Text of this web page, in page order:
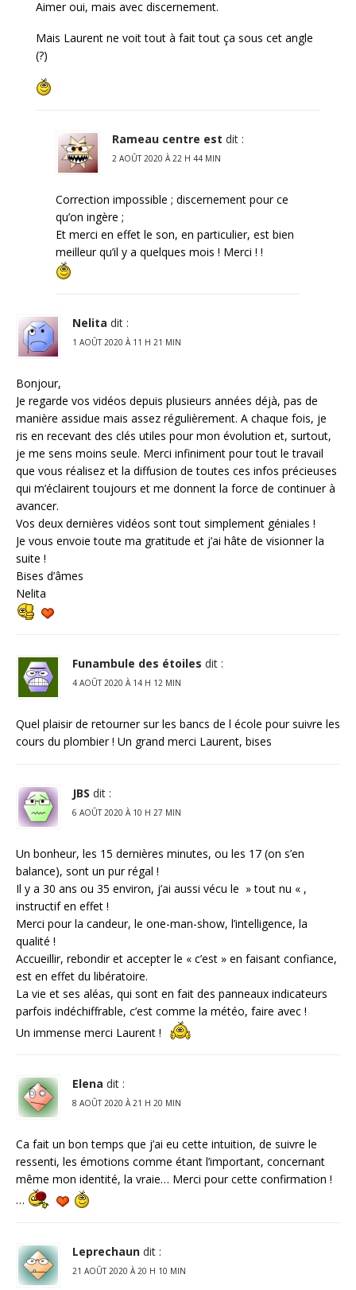
Aimer oui, mais avec discernement.
Mais Laurent ne voit tout à fait tout ça sous cet angle
(?)
Rameau centre est dit :
2 AOÛT 2020 À 22 H 44 MIN
Correction impossible ; discernement pour ce
qu’on ingère ;
Et merci en effet le son, en particulier, est bien
meilleur qu’il y a quelques mois ! Merci ! !
Nelita dit :
1 AOÛT 2020 À 11 H 21 MIN
Bonjour,
Je regarde vos vidéos depuis plusieurs années déjà, pas de
manière assidue mais assez régulièrement. A chaque fois, je
ris en recevant des clés utiles pour mon évolution et, surtout,
je me sens moins seule. Merci infiniment pour tout le travail
que vous réalisez et la diffusion de toutes ces infos précieuses
qui m’éclairent toujours et me donnent la force de continuer à
avancer.
Vos deux dernières vidéos sont tout simplement géniales !
Je vous envoie toute ma gratitude et j’ai hâte de visionner la
suite !
Bises d’âmes
Nelita
Funambule des étoiles dit :
4 AOÛT 2020 À 14 H 12 MIN
Quel plaisir de retourner sur les bancs de l école pour suivre les
cours du plombier ! Un grand merci Laurent, bises
JBS dit :
6 AOÛT 2020 À 10 H 27 MIN
Un bonheur, les 15 dernières minutes, ou les 17 (on s’en
balance), sont un pur régal !
Il y a 30 ans ou 35 environ, j’ai aussi vécu le » tout nu « ,
instructif en effet !
Merci pour la candeur, le one-man-show, l’intelligence, la
qualité !
Accueillir, rebondir et accepter le « c’est » en faisant confiance,
est en effet du libératoire.
La vie et ses aléas, qui sont en fait des panneaux indicateurs
parfois indéchiffrable, c’est comme la météo, faire avec !
Un immense merci Laurent !
Elena dit :
8 AOÛT 2020 À 21 H 20 MIN
Ca fait un bon temps que j’ai eu cette intuition, de suivre le
ressenti, les émotions comme étant l’important, concernant
même mon identité, la vraie… Merci pour cette confirmation !
…
Leprechaun dit :
21 AOÛT 2020 À 20 H 10 MIN